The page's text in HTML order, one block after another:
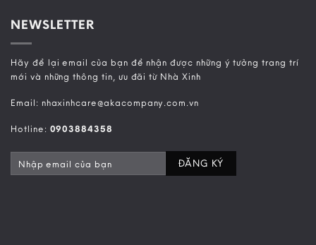
NEWSLETTER
Hãy để lại email của bạn để nhận được những ý tưởng trang trí
mới và những thông tin, ưu đãi từ Nhà Xinh
Email: nhaxinhcare@akacompany.com.vn
Hotline: 0903884358